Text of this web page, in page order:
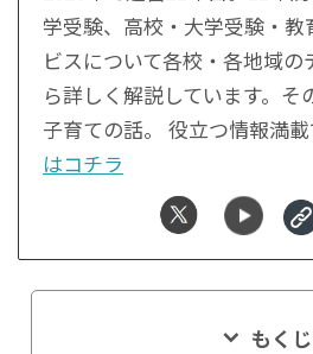
学受験、高校・大学受験・
ビスについて各校・各地域
ら詳しく解説しています。そ
子育ての話。 役立つ情報満載
はコチラ
もくじ